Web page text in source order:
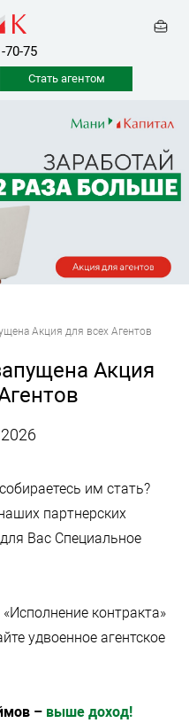
70-75
Стать агентом
Акция для всех Агентов
Акция
им стать?
партнерских
Вас Специальное
контракта»
удвоенное агентское
– выше доход!